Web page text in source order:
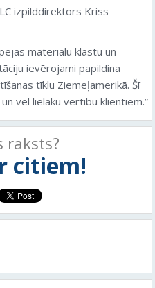
izpilddirektors Kriss
materiālu klāstu un
ievērojami papildina
tīklu Ziemeļamerikā. Šī
vēl lielāku vērtību klientiem.”
raksts?
citiem!